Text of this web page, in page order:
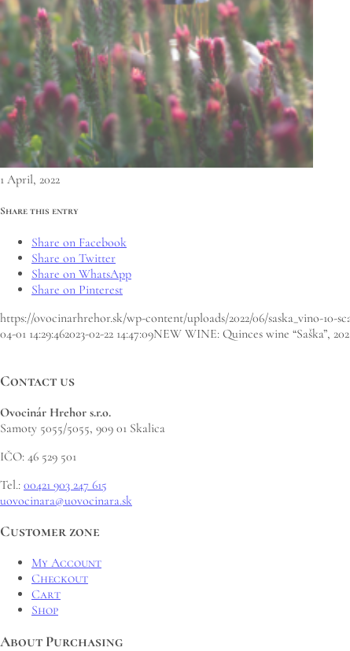
1 April, 2022
Share this entry
Share on Facebook
Share on Twitter
Share on WhatsApp
Share on Pinterest
https://ovocinarhrehor.sk/wp-content/uploads/2022/06/saska_vino-10-
04-01 14:29:462023-02-22 14:47:09NEW WINE: Quinces wine “Saška”,
Contact us
Ovocinár Hrehor s.r.o.
Samoty 5055/5055, 909 01 Skalica
IČO: 46 529 501
Tel.: 00421 903 247 615
uovocinara@uovocinara.sk
Customer zone
My Account
Checkout
Cart
Shop
About Purchasing